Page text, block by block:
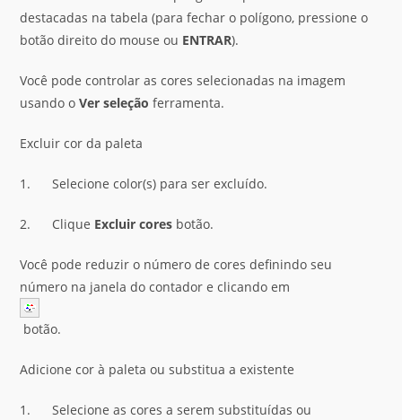
destacadas na tabela (para fechar o polígono, pressione o
botão direito do mouse ou ENTRAR).
Você pode controlar as cores selecionadas na imagem
usando oVer seleção ferramenta.
Excluir cor da paleta
1. Selecione color(s) para ser excluído.
2. Clique Excluir cores botão.
Você pode reduzir o número de cores definindo seu
número na janela do contador e clicando em
botão.
Adicione cor à paleta ou substitua a existente
1. Selecione as cores a serem substituídas ou